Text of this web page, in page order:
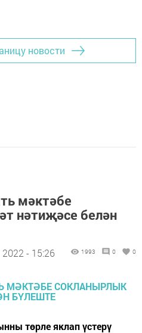
новости
мәктәбе
нәтиҗәсе белән
- 15:26 1993 0 0
төрле яклап үстерү